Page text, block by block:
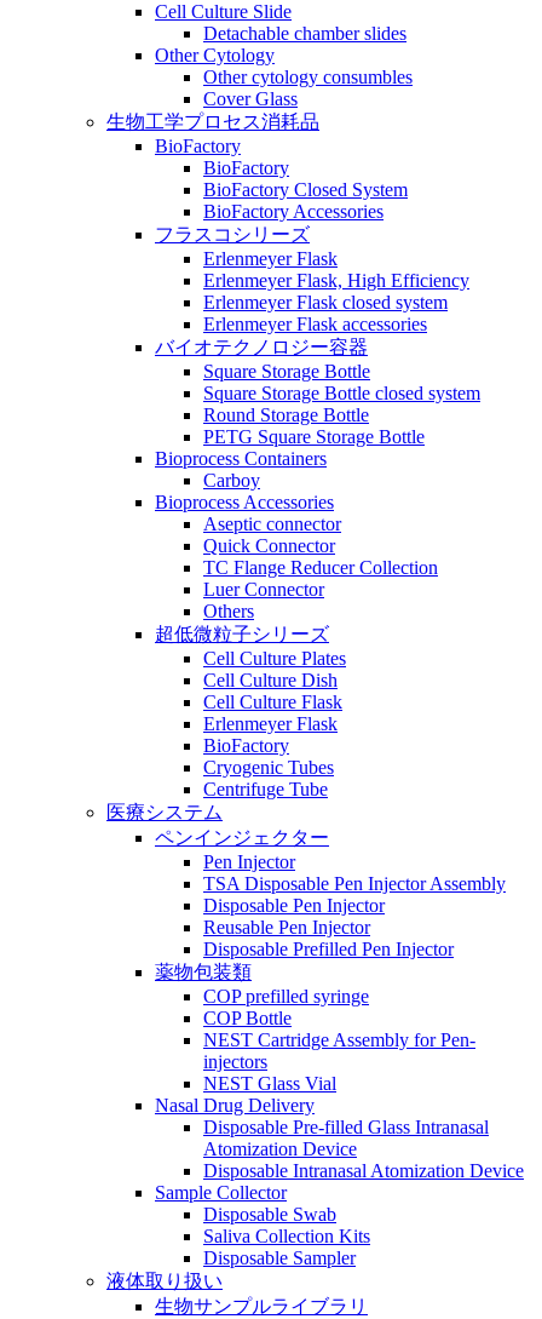
Cell Culture Slide
Detachable chamber slides
Other Cytology
Other cytology consumbles
Cover Glass
生物工学プロセス消耗品
BioFactory
BioFactory
BioFactory Closed System
BioFactory Accessories
フラスコシリーズ
Erlenmeyer Flask
Erlenmeyer Flask, High Efficiency
Erlenmeyer Flask closed system
Erlenmeyer Flask accessories
バイオテクノロジー容器
Square Storage Bottle
Square Storage Bottle closed system
Round Storage Bottle
PETG Square Storage Bottle
Bioprocess Containers
Carboy
Bioprocess Accessories
Aseptic connector
Quick Connector
TC Flange Reducer Collection
Luer Connector
Others
超低微粒子シリーズ
Cell Culture Plates
Cell Culture Dish
Cell Culture Flask
Erlenmeyer Flask
BioFactory
Cryogenic Tubes
Centrifuge Tube
医療システム
ペンインジェクター
Pen Injector
TSA Disposable Pen Injector Assembly
Disposable Pen Injector
Reusable Pen Injector
Disposable Prefilled Pen Injector
薬物包装類
COP prefilled syringe
COP Bottle
NEST Cartridge Assembly for Pen-
injectors
NEST Glass Vial
Nasal Drug Delivery
Disposable Pre-filled Glass Intranasal
Atomization Device
Disposable Intranasal Atomization Device
Sample Collector
Disposable Swab
Saliva Collection Kits
Disposable Sampler
液体取り扱い
生物サンプルライブラリ